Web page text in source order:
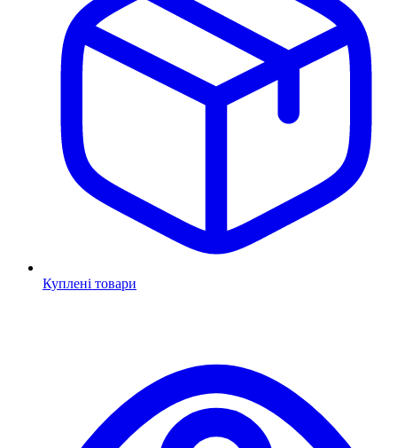
Куплені товари